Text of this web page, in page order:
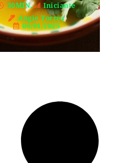
30MIN.
Iniciante
Angie Torres
06/01/2025